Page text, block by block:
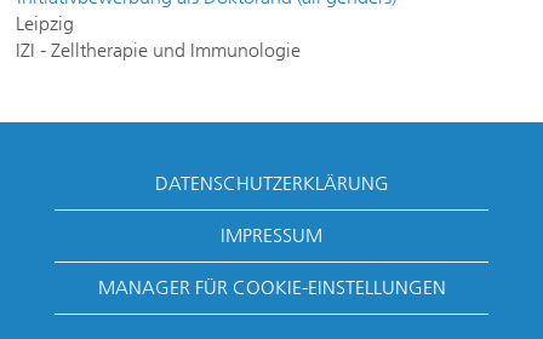
Leipzig
IZI - Zelltherapie und Immunologie
DATENSCHUTZERKLÄRUNG
IMPRESSUM
MANAGER FÜR COOKIE-EINSTELLUNGEN